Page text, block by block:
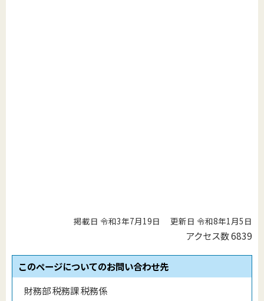
掲載日 令和3年7月19日 更新日 令和8年1月5日
アクセス数6839
このページについてのお問い合わせ先
財務部 税務課 税務係